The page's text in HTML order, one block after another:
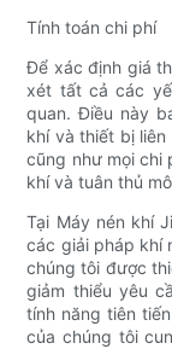
Tính toán chi phí
Để xác định giá
xét tất cả các
quan. Điều này
khí và thiết bị
cũng như mọi chi
khí và tuân thủ
Tại Máy nén khí
các giải pháp khí
chúng tôi được
giảm thiểu yêu
tính năng tiên
của chúng tôi